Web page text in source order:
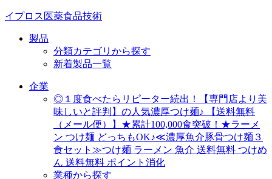
イプロス医薬食品技術
製品
分類カテゴリから探す
新着製品一覧
企業
◎１度食べたらリピーター続出！【専門店より美
味しいと評判】の人気濃厚つけ麺♪ 【送料無料
（メール便）】★累計100,000食突破！★ラーメ
ン つけ麺 どっちもOK♪≪濃厚魚介豚骨つけ麺３
食セット≫つけ麺 ラーメン 魚介 送料無料 つけめ
ん 送料無料 ポイント消化
業種から探す